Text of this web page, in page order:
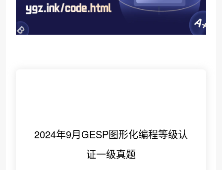
2024年9月GESP图形化编程等级认
证一级真题